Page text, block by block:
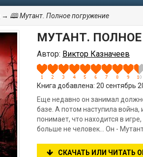
→ 🕮 Мутант. Полное погружение
МУТАНТ.
Автор: Виктор Казначеев
Книга добавлена: 20 сентябрь
Еще недавно он занимал
базе. А потом наступила
понимает, что находится в
больше не человек... Он -
СКАЧАТЬ ИЛИ ЧИТАТЬ